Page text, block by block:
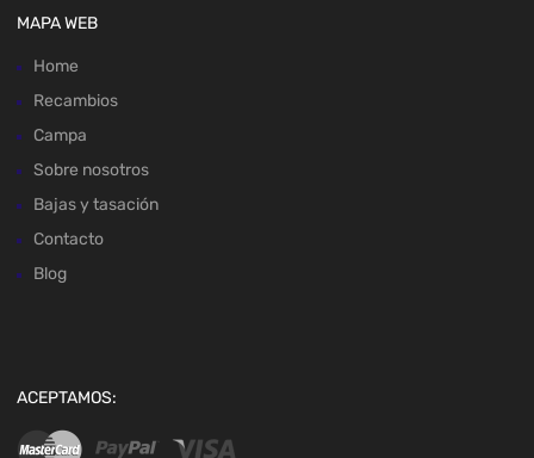
MAPA WEB
Home
Recambios
Campa
Sobre nosotros
Bajas y tasación
Contacto
Blog
ACEPTAMOS: